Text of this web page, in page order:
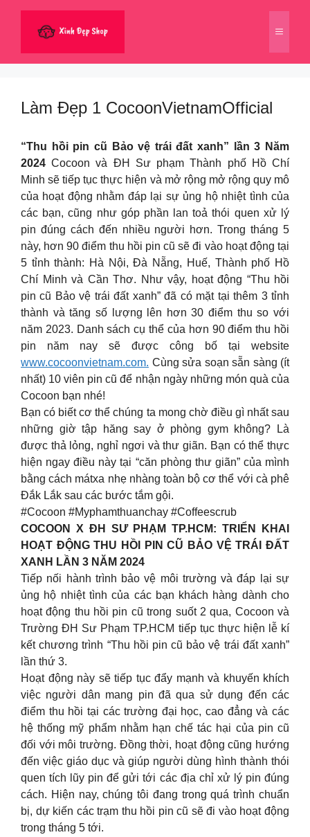
dung
Menu
Làm Đẹp 1 CocoonVietnamOfficial
“Thu hồi pin cũ Bảo vệ trái đất xanh” lần 3 Năm
2024Cocoon và ĐH Sư phạm Thành phố Hồ Chí
Minh sẽ tiếp tục thực hiện và mở rộng mở rộng quy mô
của hoạt động nhằm đáp lại sự ủng hộ nhiệt tình của
các bạn, cũng như góp phần lan toả thói quen xử lý
pin đúng cách đến nhiều người hơn. Trong tháng 5
này, hơn 90 điểm thu hồi pin cũ sẽ đi vào hoạt động tại
5 tỉnh thành: Hà Nội, Đà Nẵng, Huế, Thành phố Hồ
Chí Minh và Cần Thơ. Như vậy, hoạt động “Thu hồi
pin cũ Bảo vệ trái đất xanh” đã có mặt tại thêm 3 tỉnh
thành và tăng số lượng lên hơn 30 điểm thu so với
năm 2023. Danh sách cụ thể của hơn 90 điểm thu hồi
pin năm nay sẽ được công bố tại website
www.cocoonvietnam.com. Cùng sửa soạn sẵn sàng (ít
nhất) 10 viên pin cũ để nhận ngày những món quà của
Cocoon bạn nhé!
Bạn có biết cơ thể chúng ta mong chờ điều gì nhất sau
những giờ tập hăng say ở phòng gym không? Là
được thả lỏng, nghỉ ngơi và thư giãn. Bạn có thể thực
hiện ngay điều này tại “căn phòng thư giãn” của mình
bằng cách mátxa nhẹ nhàng toàn bộ cơ thể với cà phê
Đắk Lắk sau các bước tắm gội.
#Cocoon #Myphamthuanchay #Coffeescrub
COCOON X ĐH SƯ PHẠM TP.HCM: TRIỂN KHAI
HOẠT ĐỘNG THU HỒI PIN CŨ BẢO VỆ TRÁI ĐẤT
XANH LẦN 3 NĂM 2024
Tiếp nối hành trình bảo vệ môi trường và đáp lại sự
ủng hộ nhiệt tình của các bạn khách hàng dành cho
hoạt động thu hồi pin cũ trong suốt 2 qua, Cocoon và
Trường ĐH Sư Phạm TP.HCM tiếp tục thực hiện lễ kí
kết chương trình “Thu hồi pin cũ bảo vệ trái đất xanh”
lần thứ 3.
Hoạt động này sẽ tiếp tục đẩy mạnh và khuyến khích
việc người dân mang pin đã qua sử dụng đến các
điểm thu hồi tại các trường đại học, cao đẳng và các
hệ thống mỹ phẩm nhằm hạn chế tác hại của pin cũ
đối với môi trường. Đồng thời, hoạt động cũng hướng
đến việc giáo dục và giúp người dùng hình thành thói
quen tích lũy pin để gửi tới các địa chỉ xử lý pin đúng
cách. Hiện nay, chúng tôi đang trong quá trình chuẩn
bị, dự kiến các trạm thu hồi pin cũ sẽ đi vào hoạt động
trong tháng 5 tới.